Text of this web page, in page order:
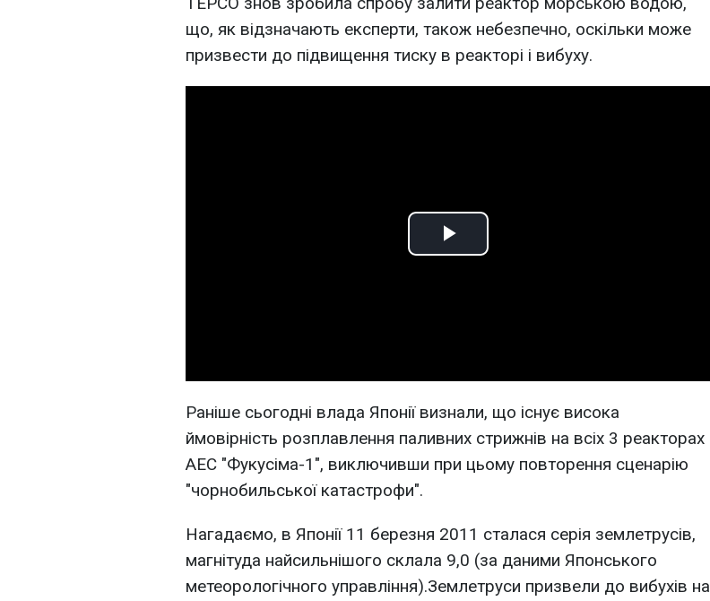
що, як відзначають експерти, також небезпечно, оскільки може
призвести до підвищення тиску в реакторі і вибуху.
Play
Раніше сьогодні влада Японії визнали, що існує висока
ймовірність розплавлення паливних стрижнів на всіх 3 реакторах
АЕС "Фукусіма-1", виключивши при цьому повторення сценарію
"чорнобильської катастрофи".
Нагадаємо, в Японії 11 березня 2011 сталася серія землетрусів,
магнітуда найсильнішого склала 9,0 (за даними Японського
метеорологічного управління).Землетруси призвели до вибухів на